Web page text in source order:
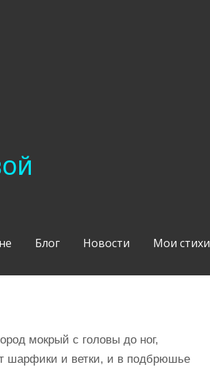
Блог Новости Мои стихи
мокрый с головы до ног,
шарфики и ветки, и в подбрюшье